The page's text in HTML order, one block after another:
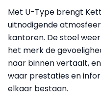
Met U-Type brengt
uitnodigende
kantoren. De stoel
het merk de
naar binnen vertaalt,
waar prestaties en
elkaar bestaan.